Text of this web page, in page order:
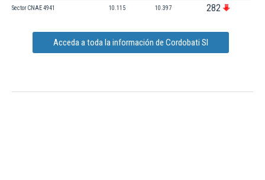
Sector CNAE 4941 10.115 10.397 282
Acceda a toda la información de Cordobati Sl